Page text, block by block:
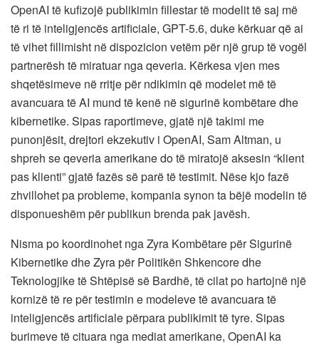
OpenAI të kufizojë publikimin fillestar të modelit të saj më
të ri të inteligjencës artificiale, GPT-5.6, duke kërkuar që ai
të vihet fillimisht në dispozicion vetëm për një grup të vogël
partnerësh të miratuar nga qeveria. Kërkesa vjen mes
shqetësimeve në rritje për ndikimin që modelet më të
avancuara të AI mund të kenë në sigurinë kombëtare dhe
kibernetike. Sipas raportimeve, gjatë një takimi me
punonjësit, drejtori ekzekutiv i OpenAI, Sam Altman, u
shpreh se qeveria amerikane do të miratojë aksesin “klient
pas klienti” gjatë fazës së parë të testimit. Nëse kjo fazë
zhvillohet pa probleme, kompania synon ta bëjë modelin të
disponueshëm për publikun brenda pak javësh.
Nisma po koordinohet nga Zyra Kombëtare për Sigurinë
Kibernetike dhe Zyra për Politikën Shkencore dhe
Teknologjike të Shtëpisë së Bardhë, të cilat po hartojnë një
kornizë të re për testimin e modeleve të avancuara të
inteligjencës artificiale përpara publikimit të tyre. Sipas
burimeve të cituara nga mediat amerikane, OpenAI ka